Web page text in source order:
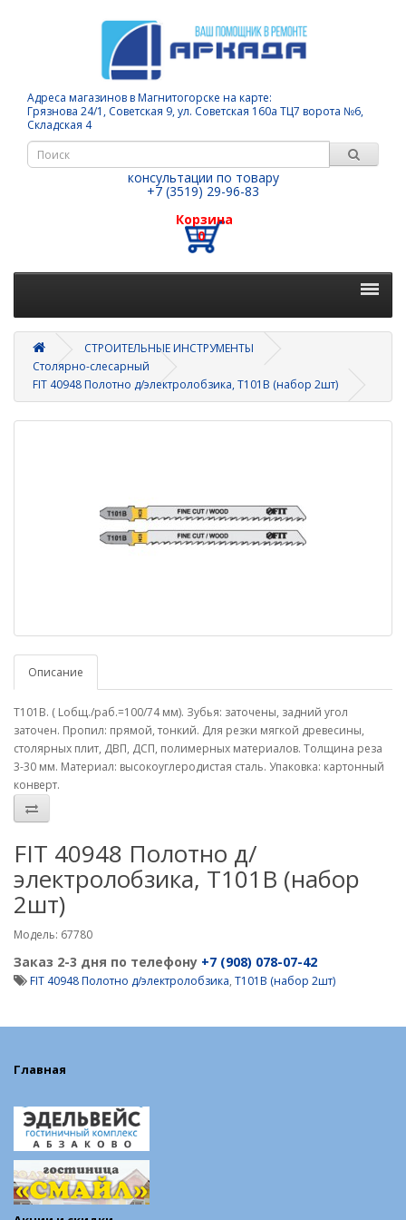
Адреса магазинов в Магнитогорске на карте:
Грязнова 24/1, Советская 9, ул. Советская 160а ТЦ7 ворота №6,
Складская 4
консультации по товару
+7 (3519) 29-96-83
Корзина
0
СТРОИТЕЛЬНЫЕ ИНСТРУМЕНТЫ
Столярно-слесарный
FIT 40948 Полотно д/электролобзика, T101B (набор 2шт)
Описание
T101B. ( Lобщ./раб.=100/74 мм). Зубья: заточены, задний угол
заточен. Пропил: прямой, тонкий. Для резки мягкой древесины,
столярных плит, ДВП, ДСП, полимерных материалов. Толщина реза
3-30 мм. Материал: высокоуглеродистая сталь. Упаковка: картонный
конверт.
FIT 40948 Полотно д/
электролобзика, T101B (набор
2шт)
Модель: 67780
Заказ 2-3 дня по телефону +7 (908) 078-07-42
FIT 40948 Полотно д/электролобзика, T101B (набор 2шт)
Главная